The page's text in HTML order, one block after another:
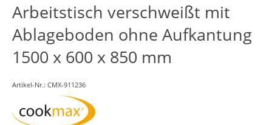
Arbeitstisch verschweißt mit
Ablageboden ohne Aufkantung
1500 x 600 x 850 mm
Artikel-Nr.: CMX-911236